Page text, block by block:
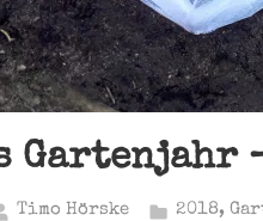
Timo Hörske 2018,